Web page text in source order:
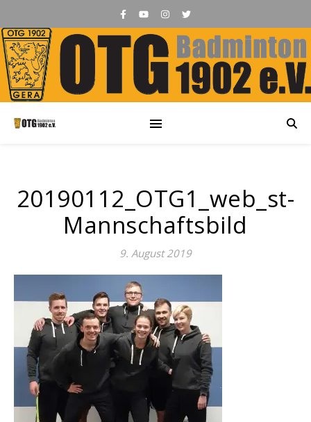
20190112_OTG1_web_st-
Mannschaftsbild
9. August 2019